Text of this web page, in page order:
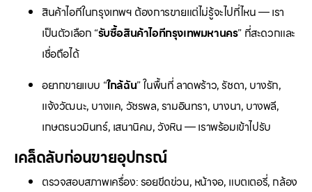
สินค้าไอทีในกรุงเทพฯ ต้องการขายแต่ไม่รู้จะไปที่ไหน — เรา
เป็นตัวเลือก “รับซื้อสินค้าไอทีกรุงเทพมหานคร” ที่สะดวกและ
เชื่อถือได้
อยากขายแบบ “ใกล้ฉัน” ในพื้นที่ ลาดพร้าว, รัชดา, บางรัก,
แจ้งวัฒนะ, บางแค, วัชรพล, รามอินทรา, บางนา, บางพลี,
เกษตรนวมินทร์, เสนานิคม, วังหิน — เราพร้อมเข้าไปรับ
เคล็ดลับก่อนขายอุปกรณ์
ตรวจสอบสภาพเครื่อง: รอยขีดข่วน, หน้าจอ, แบตเตอรี่, กล้อง